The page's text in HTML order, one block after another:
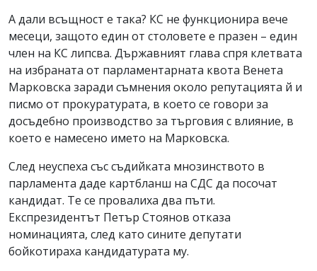
А дали всъщност е така? КС не функционира вече
месеци, защото един от столовете е празен – един
член на КС липсва. Държавният глава спря клетвата
на избраната от парламентарната квота Венета
Марковска заради съмнения около репутацията й и
писмо от прокуратурата, в което се говори за
досъдебно производство за търговия с влияние, в
което е намесено името на Марковска.
След неуспеха със съдийката мнозинството в
парламента даде картбланш на СДС да посочат
кандидат. Те се провалиха два пъти.
Експрезидентът Петър Стоянов отказа
номинацията, след като сините депутати
бойкотираха кандидатурата му.